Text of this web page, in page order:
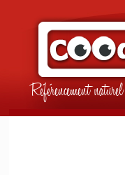
Référencement